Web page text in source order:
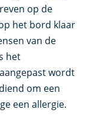
op de
het bord klaar
van de
het
wordt
om een
een allergie.